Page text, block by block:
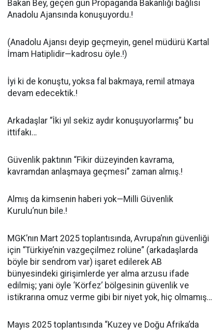
Bakan Bey, geçen gün Propaganda Bakanlığı bağlısı
Anadolu Ajansında konuşuyordu.!
(Anadolu Ajansı deyip geçmeyin, genel müdürü Kartal
İmam Hatiplidir—kadrosu öyle.!)
İyi ki de konuştu, yoksa fal bakmaya, remil atmaya
devam edecektik.!
Arkadaşlar “İki yıl sekiz aydır konuşuyorlarmış” bu
ittifakı…
Güvenlik paktının “Fikir düzeyinden kavrama,
kavramdan anlaşmaya geçmesi” zaman almış.!
Almış da kimsenin haberi yok—Milli Güvenlik
Kurulu’nun bile.!
MGK’nın Mart 2025 toplantısında, Avrupa’nın güvenliği
için “Türkiye’nin vazgeçilmez rolüne” (arkadaşlarda
böyle bir sendrom var) işaret edilerek AB
bünyesindeki girişimlerde yer alma arzusu ifade
edilmiş; yani öyle ‘Körfez’ bölgesinin güvenlik ve
istikrarına omuz verme gibi bir niyet yok, hiç olmamış…
Mayıs 2025 toplantısında “Kuzey ve Doğu Afrika’da